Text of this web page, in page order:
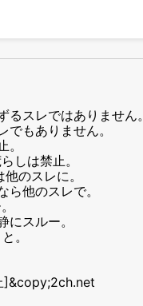
るスレではありません。
でもありません。
しは禁止。
のスレに。
ら他のスレで。
にスルー。
。
]&copy;2ch.net